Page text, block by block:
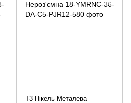
Т3 Нікель Металева